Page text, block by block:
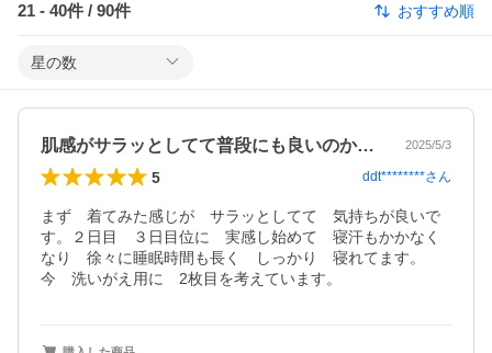
21 - 40件 / 90件 おすすめ順
星の数
肌感がサラッとしてて普段にも良いのかな… 2025/5/3
5 ddt********さん
まず　着てみた感じが　サラッとしてて　気持ちが良いで
す。２日目　３日目位に　実感し始めて　寝汗もかかなく
なり　徐々に睡眠時間も長く　しっかり　寝れてます。
今　洗いがえ用に　2枚目を考えています。